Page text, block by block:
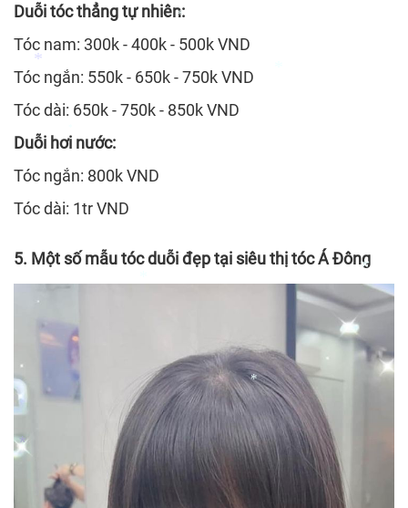
*
*
*
Duỗi tóc thẳng tự nhiên:
Tóc nam: 300k - 400k - 500k VND
Tóc ngắn: 550k - 650k - 750k VND
Tóc dài: 650k - 750k - 850k VND
Duỗi hơi nước:
Tóc ngắn: 800k VND
Tóc dài: 1tr VND
5. Một số mẫu tóc duỗi đẹp tại siêu thị tóc Á Đông